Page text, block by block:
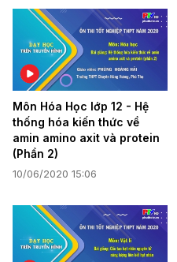
Môn Hóa Học lớp 12 - Hệ
thống hóa kiến thức về
amin amino axit và protein
(Phần 2)
10/06/2020 15:06